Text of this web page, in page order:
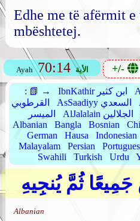
Edhe me të afërmit
mbështetej.
Ayah 70:14 الأية +/-
: 📗 → IbnKathir ابن كثير
القرطوبي
AsSaadiyy السعدي
الميسر
AlJalalain الجلالين
Albanian
Bangla Bosnian
German
Hausa Indonesian
Malayalam
Persian
Swahili
Turkish Urdu
ثُمَّ يُنجِيهِ
Albanian